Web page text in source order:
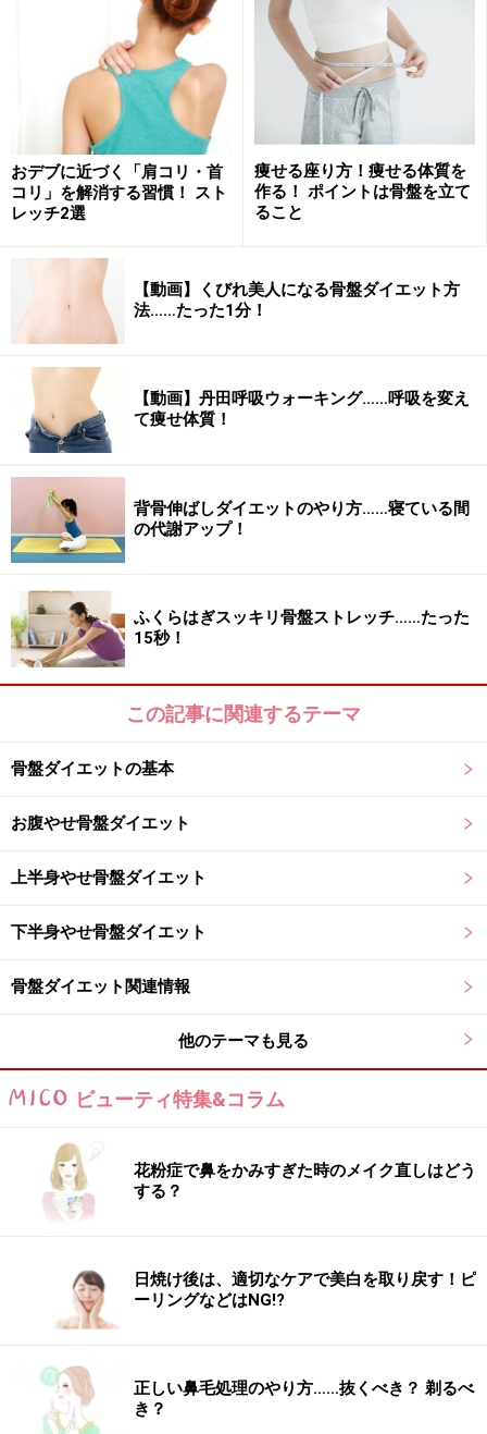
2. 体をそっと傾け両脚を浮かせ、バランスをとります。
この姿勢で息を吐き深呼吸。
3. 息を吸いながら、ボールのように丸い背中で後ろへ転
がる。
※頭を床で打たないように注意しましょう。
4. 息を吐きながら、ゆっくりと起き上がる。
5. 3と4の動きを交互に、背中を床でマッサージするよう
なイメージで5から6回ほどゴロゴロとゆっくり転がる。
≫次ページは、寝ている間の下半身むくみケアにチャレ
※記事内容は執筆時点のものです。最新の内容をご確認くださ
い。
※ダイエットは個人の体質、また、誤った方法による実践に起因
おこなってください。また、全ての方への有効性を保証するもの
おデブに近づく「肩コリ・首
コリ」を解消する習慣！ スト
レッチ2選
痩せる座り方！痩せる体質を
作る！ ポイントは骨盤を立て
ること
【動画】くびれ美人になる骨盤ダイエット方
法……たった1分！
【動画】丹田呼吸ウォーキング……呼吸を変え
て痩せ体質！
背骨伸ばしダイエットのやり方……寝ている間
の代謝アップ！
ふくらはぎスッキリ骨盤ストレッチ……たった
15秒！
この記事に関連するテーマ
骨盤ダイエットの基本
お腹やせ骨盤ダイエット
上半身やせ骨盤ダイエット
下半身やせ骨盤ダイエット
骨盤ダイエット関連情報
他のテーマも見る
ビューティ特集&コラム
花粉症で鼻をかみすぎた時のメイク直しはどう
する？
日焼け後は、適切なケアで美白を取り戻す！ピ
ーリングなどはNG!?
正しい鼻毛処理のやり方……抜くべき？ 剃るべ
き？